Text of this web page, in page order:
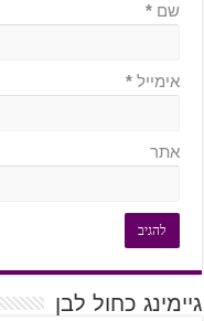
שם *
אימייל *
אתר
גיימינג כחול לבן